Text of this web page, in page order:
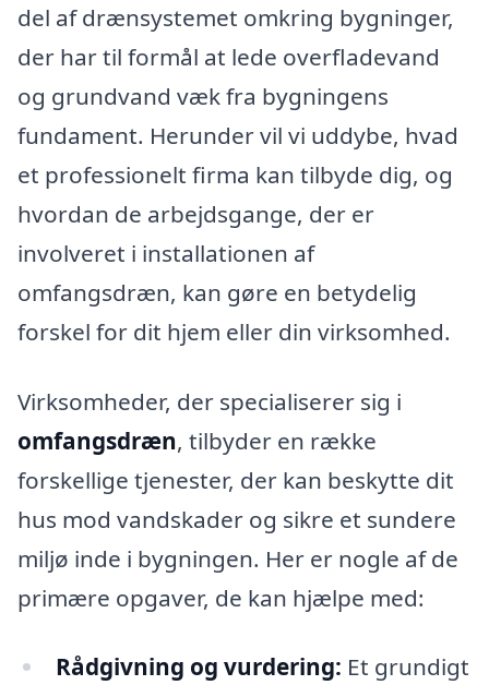
del af drænsystemet omkring bygninger,
der har til formål at lede overfladevand
og grundvand væk fra bygningens
fundament. Herunder vil vi uddybe, hvad
et professionelt firma kan tilbyde dig, og
hvordan de arbejdsgange, der er
involveret i installationen af
omfangsdræn, kan gøre en betydelig
forskel for dit hjem eller din virksomhed.
Virksomheder, der specialiserer sig i
omfangsdræn, tilbyder en række
forskellige tjenester, der kan beskytte dit
hus mod vandskader og sikre et sundere
miljø inde i bygningen. Her er nogle af de
primære opgaver, de kan hjælpe med:
Rådgivning og vurdering: Et grundigt